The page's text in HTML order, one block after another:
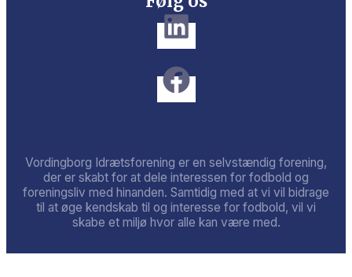
Vordingborg Idrætsforening er en selvstændig forening,
der er skabt for at dele interessen for fodbold og
foreningsliv med hinanden. Samtidig med at vi vil bidrage
til at øge kendskab til og interesse for fodbold, vil vi
skabe et miljø hvor alle kan være med.